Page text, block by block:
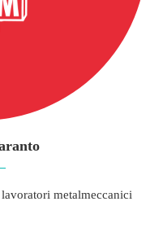
metalmeccanici